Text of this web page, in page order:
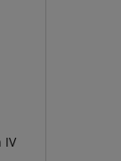
IV